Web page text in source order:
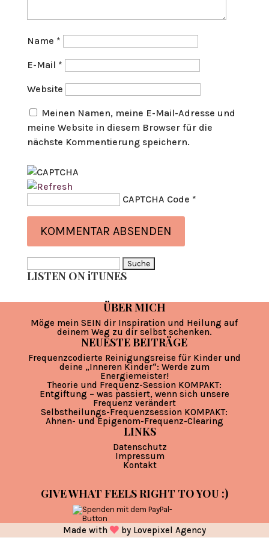
Name *
E-Mail *
Website
Meinen Namen, meine E-Mail-Adresse und
meine Website in diesem Browser für die
nächste Kommentierung speichern.
CAPTCHA Code *
nach:
LISTEN ON iTUNES
ÜBER MICH
Möge mein SEIN dir Inspiration und Heilung auf
deinem Weg zu dir selbst schenken.
NEUESTE BEITRÄGE
Frequenzcodierte Reinigungsreise für Kinder und
deine „Inneren Kinder“: Werde zum
Energiemeister!
Theorie und Frequenz-Session KOMPAKT:
Entgiftung – was passiert, wenn sich unsere
Frequenz verändert
Selbstheilungs-Frequenzsession KOMPAKT:
Ahnen- und Epigenom-Frequenz-Clearing
LINKS
Datenschutz
Impressum
Kontakt
GIVE WHAT FEELS RIGHT TO YOU :)
Made with by Lovepixel Agency